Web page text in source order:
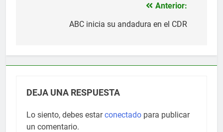
Anterior:
ABC inicia su andadura en el CDR
DEJA UNA RESPUESTA
Lo siento, debes estarconectado para publicar
un comentario.